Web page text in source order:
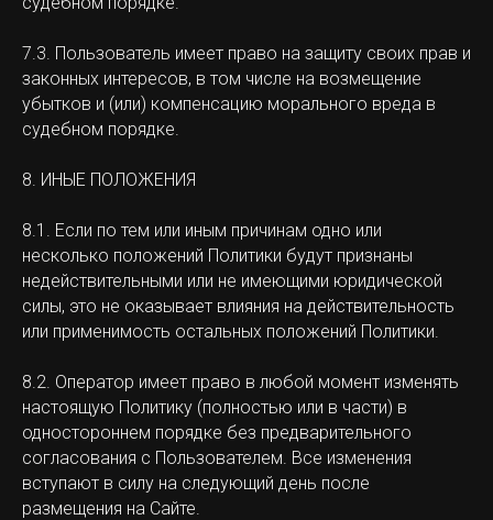
7.3. Пользователь имеет право на защиту своих прав и
законных интересов, в том числе на возмещение
убытков и (или) компенсацию морального вреда в
судебном порядке.
8. ИНЫЕ ПОЛОЖЕНИЯ
8.1. Если по тем или иным причинам одно или
несколько положений Политики будут признаны
недействительными или не имеющими юридической
силы, это не оказывает влияния на действительность
или применимость остальных положений Политики.
8.2. Оператор имеет право в любой момент изменять
настоящую Политику (полностью или в части) в
одностороннем порядке без предварительного
согласования с Пользователем. Все изменения
вступают в силу на следующий день после
размещения на Сайте.